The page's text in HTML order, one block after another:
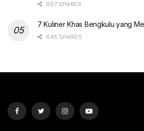
667 SHARES
7 Kuliner Khas Bengkulu yang
645 SHARES